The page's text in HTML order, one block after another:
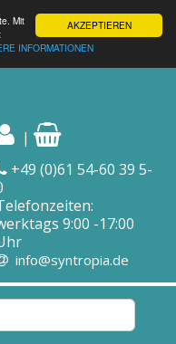
AKZEPTIEREN
Mit
INFORMATIONEN
|
+49 (0)61 54-60 39 5-
9:00 -17:00
info@syntropia.de